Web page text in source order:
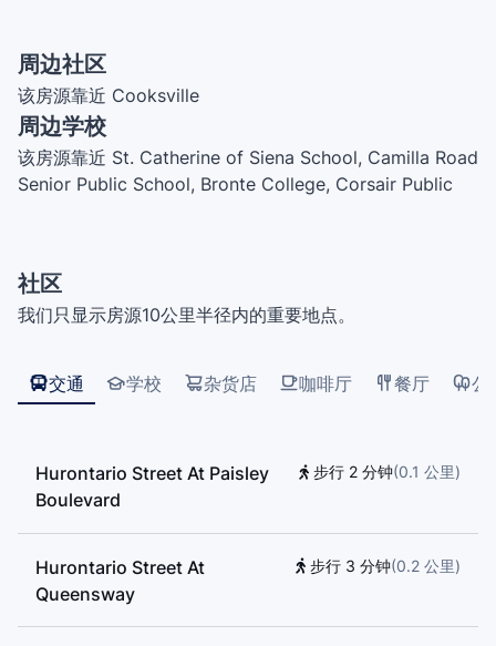
周边社区
该房源靠近 Cooksville
周边学校
该房源靠近 St. Catherine of Siena School, Camilla Road
Senior Public School, Bronte College, Corsair Public
Driving School, JS Music, Clifton Public School, Tiny
Treasure Mississauga Montessori School, T. L. Kennedy
School, Munden Park Public School
社区
我们只显示房源10公里半径内的重要地点。
交通 学校 杂货店 咖啡厅 餐厅 公
Hurontario Street At Paisley
Boulevard
步行 2 分钟(0.1 公里)
Hurontario Street At
Queensway
步行 3 分钟(0.2 公里)